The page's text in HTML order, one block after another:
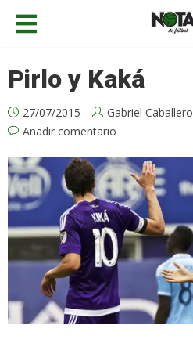
Pirlo y Kaká
27/07/2015 Gabriel Caballero
Añadir comentario